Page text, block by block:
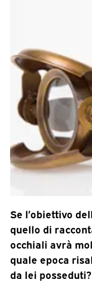
Se l’obiettivo
quello di
occhiali avrà
quale epoca
da lei posseduti?